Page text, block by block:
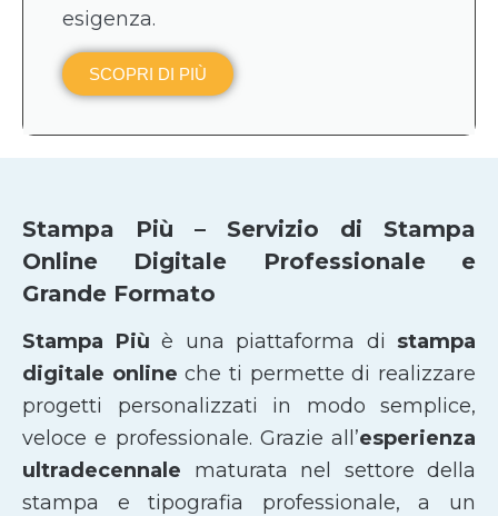
esigenza.
SCOPRI DI PIÙ
Stampa Più – Servizio di Stampa
Online Digitale Professionale e
Grande Formato
Stampa Più è una piattaforma di stampa
digitale online che ti permette di realizzare
progetti personalizzati in modo semplice,
veloce e professionale. Grazie all’esperienza
ultradecennale maturata nel settore della
stampa e tipografia professionale, a un